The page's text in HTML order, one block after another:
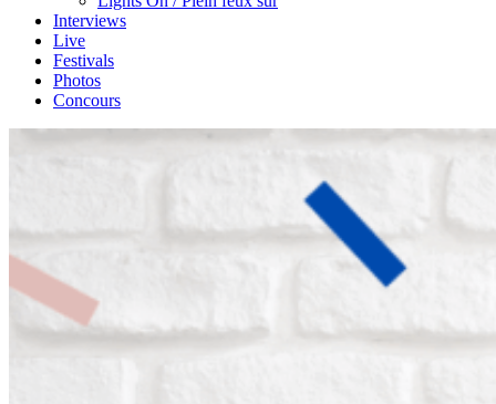
Interviews
Live
Festivals
Photos
Concours